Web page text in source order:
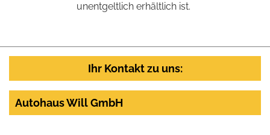
unentgeltlich erhältlich ist.
Ihr Kontakt zu uns:
Autohaus Will GmbH